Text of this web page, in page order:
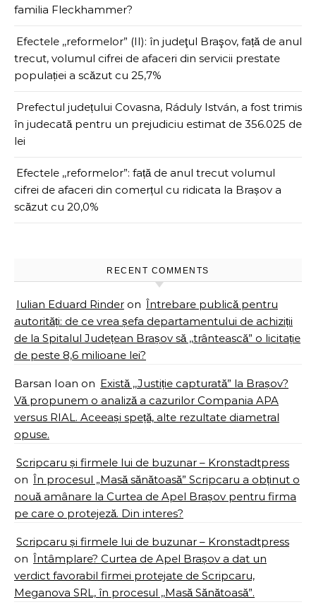
familia Fleckhammer?
Efectele ,,reformelor” (II): în judeţul Braşov, față de anul
trecut, volumul cifrei de afaceri din servicii prestate
populației a scăzut cu 25,7%
Prefectul județului Covasna, Ráduly István, a fost trimis
în judecată pentru un prejudiciu estimat de 356.025 de
lei
Efectele ,,reformelor”: față de anul trecut volumul
cifrei de afaceri din comerțul cu ridicata la Brașov a
scăzut cu 20,0%
RECENT COMMENTS
Iulian Eduard Rinder on Întrebare publică pentru
autorități: de ce vrea șefa departamentului de achiziții
de la Spitalul Județean Brașov să ,,trântească” o licitație
de peste 8,6 milioane lei?
Barsan Ioan on Există ,,Justiție capturată” la Brașov?
Vă propunem o analiză a cazurilor Compania APA
versus RIAL. Aceeași speță, alte rezultate diametral
opuse.
Scripcaru și firmele lui de buzunar – Kronstadtpress
on În procesul „Masă sănătoasă” Scripcaru a obținut o
nouă amânare la Curtea de Apel Brașov pentru firma
pe care o protejeză. Din interes?
Scripcaru și firmele lui de buzunar – Kronstadtpress
on Întâmplare? Curtea de Apel Brașov a dat un
verdict favorabil firmei protejate de Scripcaru,
Meganova SRL, în procesul ,,Masă Sănătoasă”.